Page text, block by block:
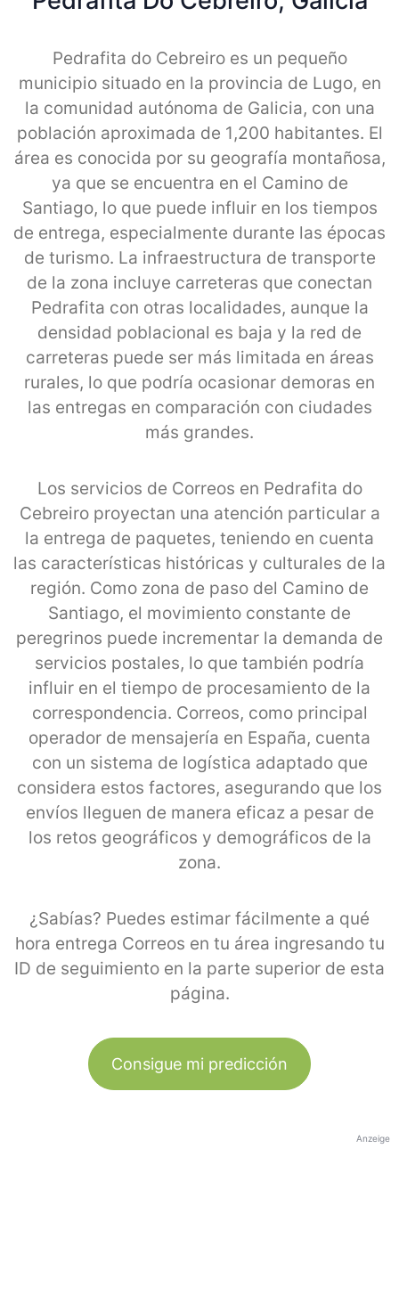
Pedrafita do Cebreiro es un pequeño
municipio situado en la provincia de Lugo, en
la comunidad autónoma de Galicia, con una
población aproximada de 1,200 habitantes. El
área es conocida por su geografía montañosa,
ya que se encuentra en el Camino de
Santiago, lo que puede influir en los tiempos
de entrega, especialmente durante las épocas
de turismo. La infraestructura de transporte
de la zona incluye carreteras que conectan
Pedrafita con otras localidades, aunque la
densidad poblacional es baja y la red de
carreteras puede ser más limitada en áreas
rurales, lo que podría ocasionar demoras en
las entregas en comparación con ciudades
más grandes.
Los servicios de Correos en Pedrafita do
Cebreiro proyectan una atención particular a
la entrega de paquetes, teniendo en cuenta
las características históricas y culturales de la
región. Como zona de paso del Camino de
Santiago, el movimiento constante de
peregrinos puede incrementar la demanda de
servicios postales, lo que también podría
influir en el tiempo de procesamiento de la
correspondencia. Correos, como principal
operador de mensajería en España, cuenta
con un sistema de logística adaptado que
considera estos factores, asegurando que los
envíos lleguen de manera eficaz a pesar de
los retos geográficos y demográficos de la
zona.
¿Sabías? Puedes estimar fácilmente a qué
hora entrega Correos en tu área ingresando tu
ID de seguimiento en la parte superior de esta
página.
Consigue mi predicción
Anzeige